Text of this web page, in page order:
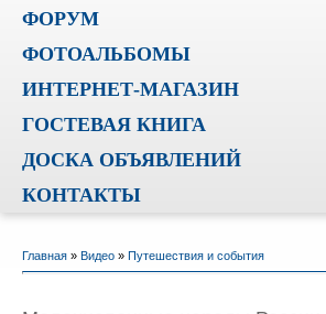
ФОРУМ
ФОТОАЛЬБОМЫ
ИНТЕРНЕТ-МАГАЗИН
ГОСТЕВАЯ КНИГА
ДОСКА ОБЪЯВЛЕНИЙ
КОНТАКТЫ
Главная» Видео» Путешествия и события